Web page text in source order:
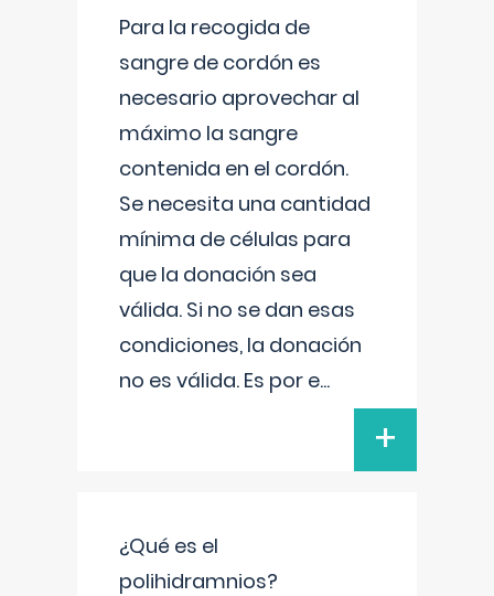
Para la recogida de
sangre de cordón es
necesario aprovechar al
máximo la sangre
contenida en el cordón.
Se necesita una cantidad
mínima de células para
que la donación sea
válida. Si no se dan esas
condiciones, la donación
no es válida. Es por e...
+
¿Qué es el
polihidramnios?